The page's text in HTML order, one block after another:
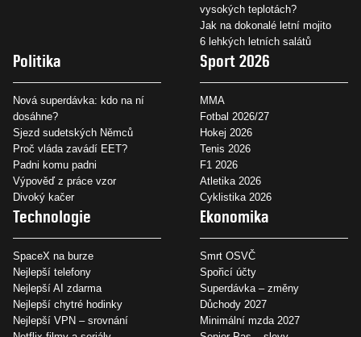
vysokých teplotách?
Jak na dokonalé letní mojito
6 lehkých letních salátů
Politika
Nová superdávka: kdo na ní
dosáhne?
Sjezd sudetských Němců
Proč vláda zavádí EET?
Padni komu padni
Výpověď z práce vzor
Divoký kačer
Sport 2026
MMA
Fotbal 2026/27
Hokej 2026
Tenis 2026
F1 2026
Atletika 2026
Cyklistika 2026
Technologie
SpaceX na burze
Nejlepší telefony
Nejlepší AI zdarma
Nejlepší chytré hodinky
Nejlepší VPN – srovnání
Ekonomika
Smrt OSVČ
Spořicí účty
Superdávka – změny
Důchody 2027
Minimální mzda 2027